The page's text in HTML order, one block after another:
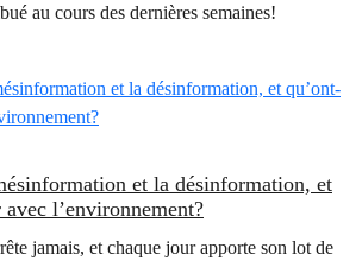
au cours des dernières semaines!
et la désinformation, et
l’environnement?
jamais, et chaque jour apporte son lot de